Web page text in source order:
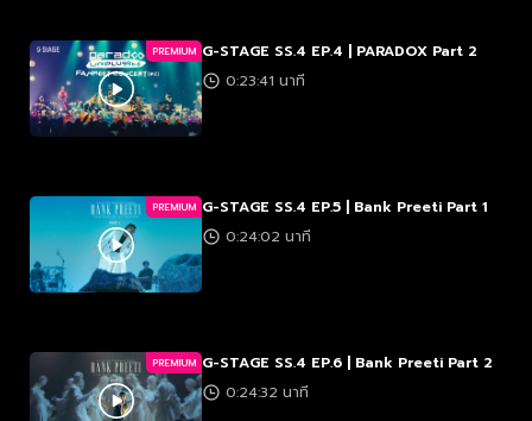
PREMIUM G-STAGE SS.4 EP.4 | PARADOX Part 2
0:23:41 นาที
PREMIUM G-STAGE SS.4 EP.5 | Bank Preeti Part 1
0:24:02 นาที
PREMIUM G-STAGE SS.4 EP.6 | Bank Preeti Part 2
0:24:32 นาที